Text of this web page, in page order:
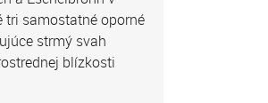
tri samostatné oporné
strmý svah
blízkosti